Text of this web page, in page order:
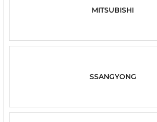
MITSUBISHI
SSANGYONG